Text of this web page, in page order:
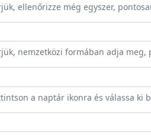
ellenőrizze még egyszer,
nemzetközi formában adja meg,
a naptár ikonra és válassa ki